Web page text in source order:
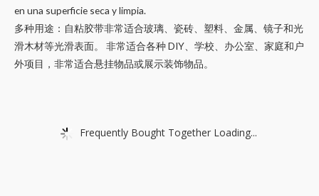
en una superficie seca y limpia.
多种用途：自粘胶带非常适合玻璃、瓷砖、塑料、金属、镜子和光
滑木材等光滑表面。 非常适合各种 DIY、学校、办公室、家庭和户
外项目，非常适合悬挂物品或展示装饰物品。
Frequently Bought Together Loading...